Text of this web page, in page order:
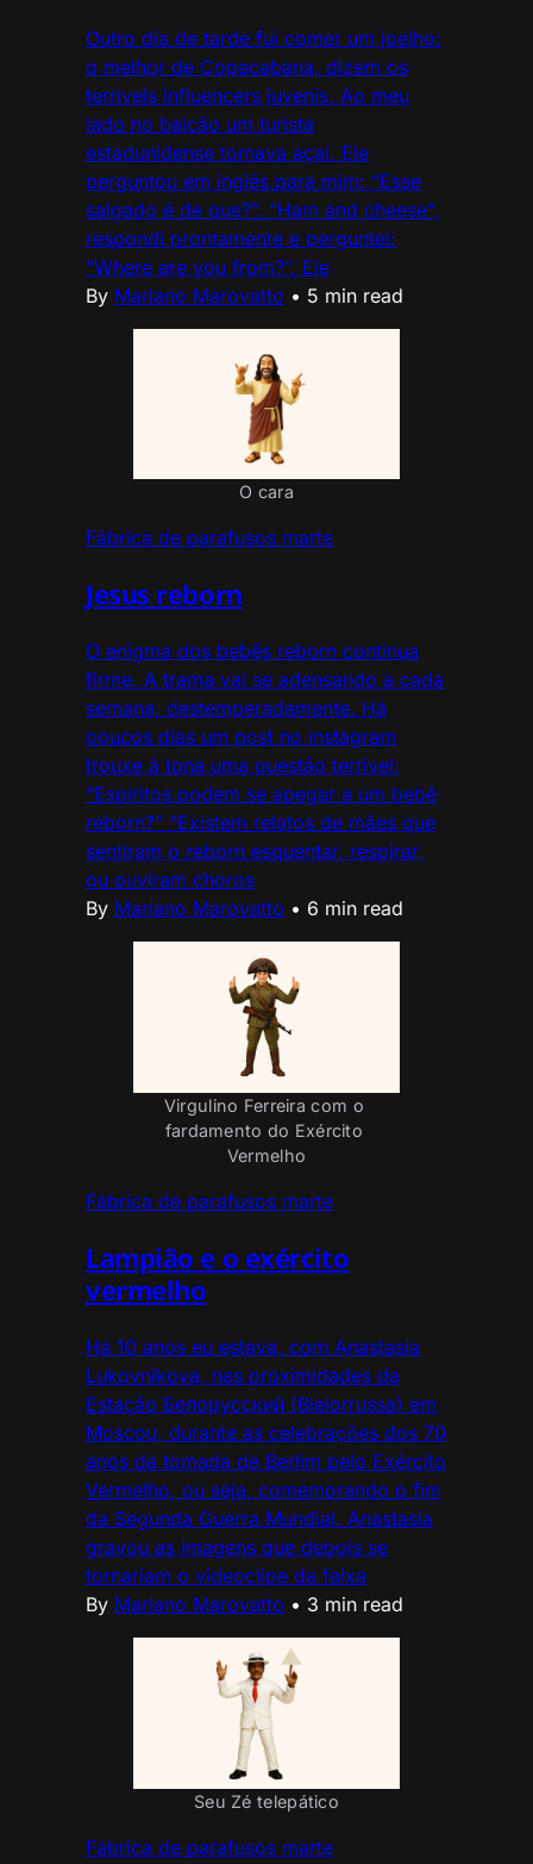
Outro dia de tarde fui comer um joelho:
o melhor de Copacabana, dizem os
terríveis influencers juvenis. Ao meu
lado no balcão um turista
estadunidense tomava açaí. Ele
perguntou em inglês para mim: “Esse
salgado é de que?”. “Ham and cheese”,
respondi prontamente e perguntei:
“Where are you from?”. Ele
By Mariano Marovatto • 5 min read
O cara
Fábrica de parafusos marte
Jesus reborn
O enigma dos bebês reborn continua
firme. A trama vai se adensando a cada
semana, destemperadamente. Há
poucos dias um post no Instagram
trouxe à tona uma questão terrível:
“Espíritos podem se apegar a um bebê
reborn?” “Existem relatos de mães que
sentiram o reborn esquentar, respirar,
ou ouviram choros
By Mariano Marovatto • 6 min read
Virgulino Ferreira com o
fardamento do Exército
Vermelho
Fábrica de parafusos marte
Lampião e o exército
vermelho
Há 10 anos eu estava, com Anastasia
Lukovnikova, nas proximidades da
Estação Белорусский (Bielorrussa) em
Moscou, durante as celebrações dos 70
anos da tomada de Berlim pelo Exército
Vermelho, ou seja, comemorando o fim
da Segunda Guerra Mundial. Anastasia
gravou as imagens que depois se
tornariam o videoclipe da faixa
By Mariano Marovatto • 3 min read
Seu Zé telepático
Fábrica de parafusos marte